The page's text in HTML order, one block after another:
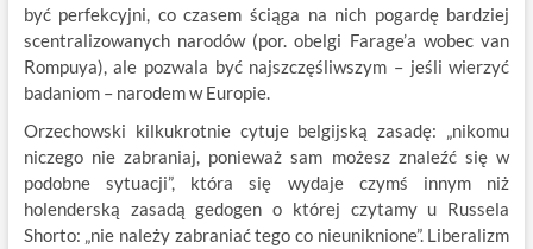
być perfekcyjni, co czasem ściąga na nich pogardę bardziej
scentralizowanych narodów (por. obelgi Farage’a wobec van
Rompuya), ale pozwala być najszczęśliwszym – jeśli wierzyć
badaniom – narodem w Europie.
Orzechowski kilkukrotnie cytuje belgijską zasadę: „nikomu
niczego nie zabraniaj, ponieważ sam możesz znaleźć się w
podobne sytuacji”, która się wydaje czymś innym niż
holenderską zasadą gedogen o której czytamy u Russela
Shorto: „nie należy zabraniać tego co nieuniknione”. Liberalizm